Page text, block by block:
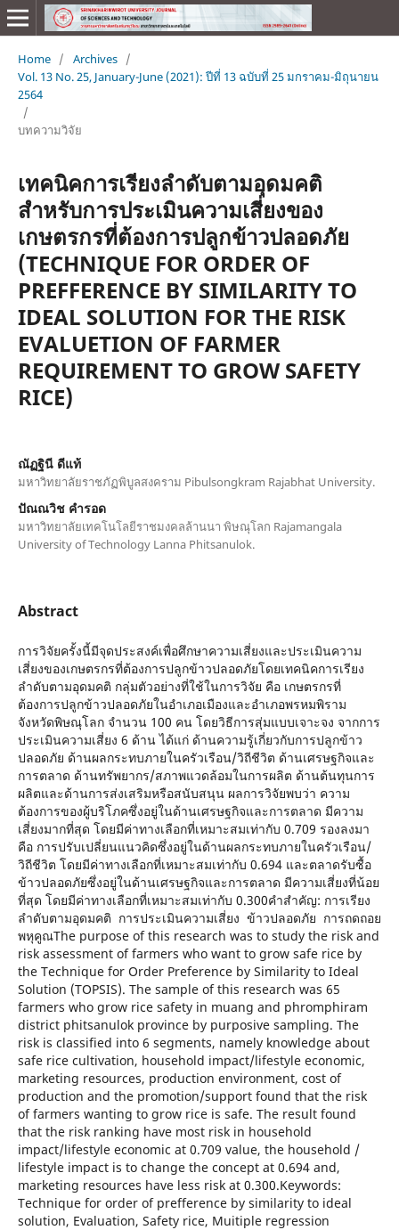
Home / Archives /
Vol. 13 No. 25, January-June (2021): ปีที่ 13 ฉบับที่ 25 มกราคม-มิถุนายน
2564
/
บทความวิจัย
เทคนิคการเรียงลำดับตามอุดมคติ
สำหรับการประเมินความเสี่ยงของ
เกษตรกรที่ต้องการปลูกข้าวปลอดภัย
(TECHNIQUE FOR ORDER OF
PREFFERENCE BY SIMILARITY TO
IDEAL SOLUTION FOR THE RISK
EVALUETION OF FARMER
REQUIREMENT TO GROW SAFETY
RICE)
ณัฏฐินี ดีแท้
มหาวิทยาลัยราชภัฏพิบูลสงคราม Pibulsongkram Rajabhat University.
ปัณณวิช คำรอด
มหาวิทยาลัยเทคโนโลยีราชมงคลล้านนา พิษณุโลก Rajamangala
University of Technology Lanna Phitsanulok.
Abstract
การวิจัยครั้งนี้มีจุดประสงค์เพื่อศึกษาความเสี่ยงและประเมินความ
เสี่ยงของเกษตรกรที่ต้องการปลูกข้าวปลอดภัยโดยเทคนิคการเรียง
ลำดับตามอุดมคติ กลุ่มตัวอย่างที่ใช้ในการวิจัย คือ เกษตรกรที่
ต้องการปลูกข้าวปลอดภัยในอำเภอเมืองและอำเภอพรหมพิราม
จังหวัดพิษณุโลก จำนวน 100 คน โดยวิธีการสุ่มแบบเจาะจง จากการ
ประเมินความเสี่ยง 6 ด้าน ได้แก่ ด้านความรู้เกี่ยวกับการปลูกข้าว
ปลอดภัย ด้านผลกระทบภายในครัวเรือน/วิถีชีวิต ด้านเศรษฐกิจและ
การตลาด ด้านทรัพยากร/สภาพแวดล้อมในการผลิต ด้านต้นทุนการ
ผลิตและด้านการส่งเสริมหรือสนับสนุน ผลการวิจัยพบว่า ความ
ต้องการของผู้บริโภคซึ่งอยู่ในด้านเศรษฐกิจและการตลาด มีความ
เสี่ยงมากที่สุด โดยมีค่าทางเลือกที่เหมาะสมเท่ากับ 0.709 รองลงมา
คือ การปรับเปลี่ยนแนวคิดซึ่งอยู่ในด้านผลกระทบภายในครัวเรือน/
วิถีชีวิต โดยมีค่าทางเลือกที่เหมาะสมเท่ากับ 0.694 และตลาดรับซื้อ
ข้าวปลอดภัยซึ่งอยู่ในด้านเศรษฐกิจและการตลาด มีความเสี่ยงที่น้อย
ที่สุด โดยมีค่าทางเลือกที่เหมาะสมเท่ากับ 0.300คำสำคัญ: การเรียง
ลำดับตามอุดมคติ การประเมินความเสี่ยง ข้าวปลอดภัย การถดถอย
พหุคูณThe purpose of this research was to study the risk and
risk assessment of farmers who want to grow safe rice by
the Technique for Order Preference by Similarity to Ideal
Solution (TOPSIS). The sample of this research was 65
farmers who grow rice safety in muang and phromphiram
district phitsanulok province by purposive sampling. The
risk is classified into 6 segments, namely knowledge about
safe rice cultivation, household impact/lifestyle economic,
marketing resources, production environment, cost of
production and the promotion/support found that the risk
of farmers wanting to grow rice is safe. The result found
that the risk ranking have most risk in household
impact/lifestyle economic at 0.709 value, the household /
lifestyle impact is to change the concept at 0.694 and,
marketing resources have less risk at 0.300.Keywords:
Technique for order of prefference by similarity to ideal
solution, Evaluation, Safety rice, Muitiple regression